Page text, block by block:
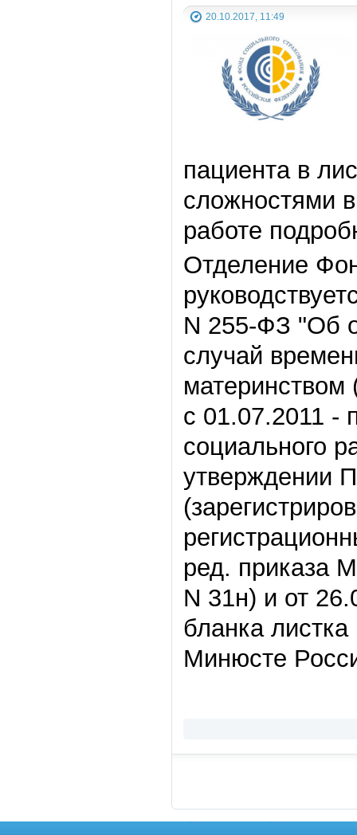
20.10.2017, 11:49
пациента в
сложностями
работе
Отделение
N 255-ФЗ "Об
случай
с 01.07.2011 -
социального
утверждении
ред. приказа
N 31н) и от
бланка листка
Минюсте